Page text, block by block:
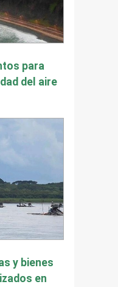
para
del aire
y bienes
en